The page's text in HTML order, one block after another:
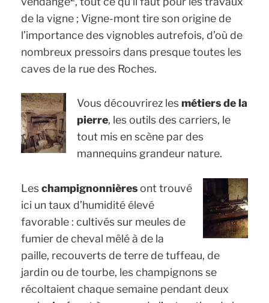
de la vigne ; Vigne-mont tire son origine de
l’importance des vignobles autrefois, d’où de
nombreux pressoirs dans presque toutes les
caves de la rue des Roches.
Vous découvrirez lesmétiers de la
pierre, les outils des carriers, le
tout mis en scène par des
mannequins grandeur nature.
Leschampignonnièresont trouvé
ici un taux d’humidité élevé
favorable : cultivés sur meules de
fumier de cheval mêlé à de la
paille, recouverts de terre de tuffeau, de
jardin ou de tourbe, les champignons se
récoltaient chaque semaine pendant deux